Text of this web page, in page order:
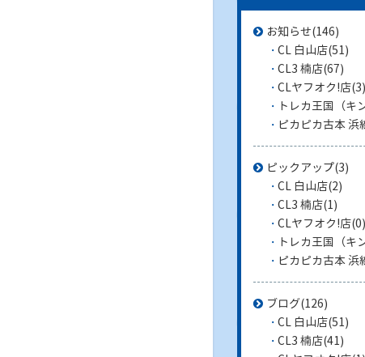
お知らせ(146)
CL 白山店(51)
CL3 楠店(67)
CLヤフオク!店(3)
トレカ王国（キ
ピカピカ古本 浜
ピックアップ(3)
CL 白山店(2)
CL3 楠店(1)
CLヤフオク!店(0)
トレカ王国（キ
ピカピカ古本 浜
ブログ(126)
CL 白山店(51)
CL3 楠店(41)